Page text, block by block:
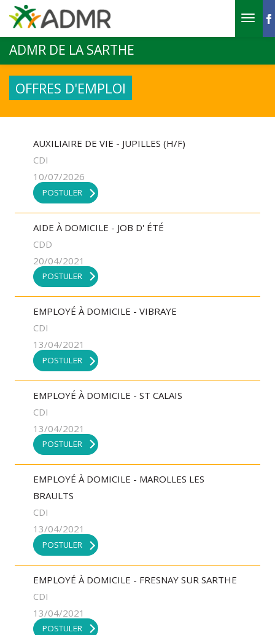
Aller au contenu principal
ADMR DE LA SARTHE
OFFRES D'EMPLOI
AUXILIAIRE DE VIE - JUPILLES (H/F)
CDI
10/07/2026
POSTULER
AIDE À DOMICILE - JOB D' ÉTÉ
CDD
20/04/2021
POSTULER
EMPLOYÉ À DOMICILE - VIBRAYE
CDI
13/04/2021
POSTULER
EMPLOYÉ À DOMICILE - ST CALAIS
CDI
13/04/2021
POSTULER
EMPLOYÉ À DOMICILE - MAROLLES LES
BRAULTS
CDI
13/04/2021
POSTULER
EMPLOYÉ À DOMICILE - FRESNAY SUR SARTHE
CDI
13/04/2021
POSTULER